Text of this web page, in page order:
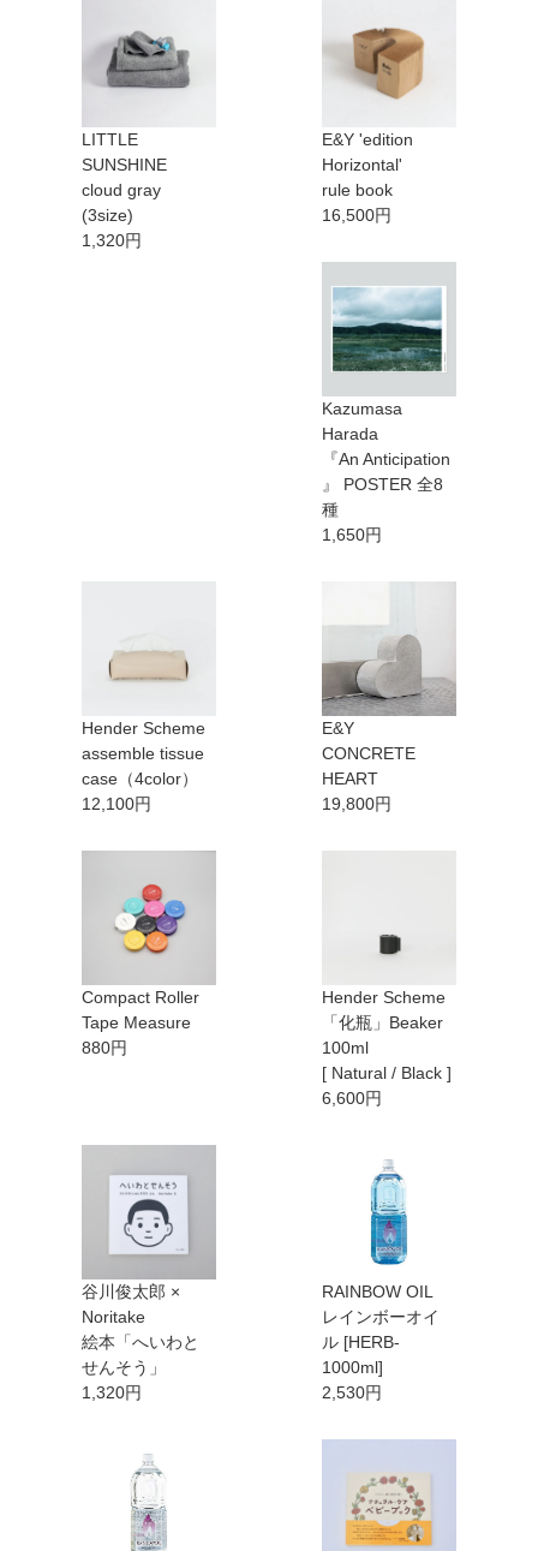
LITTLE
SUNSHINE
cloud gray
(3size)
1,320円
E&Y 'edition
Horizontal'
rule book
16,500円
Kazumasa
Harada
『An Anticipation
』 POSTER 全8
種
1,650円
Hender Scheme
assemble tissue
case（4color）
12,100円
E&Y
CONCRETE
HEART
19,800円
Compact Roller
Tape Measure
880円
Hender Scheme
「化瓶」Beaker
100ml
[ Natural / Black ]
6,600円
谷川俊太郎 ×
Noritake
絵本「へいわと
せんそう」
1,320円
RAINBOW OIL
レインボーオイ
ル [HERB-
1000ml]
2,530円